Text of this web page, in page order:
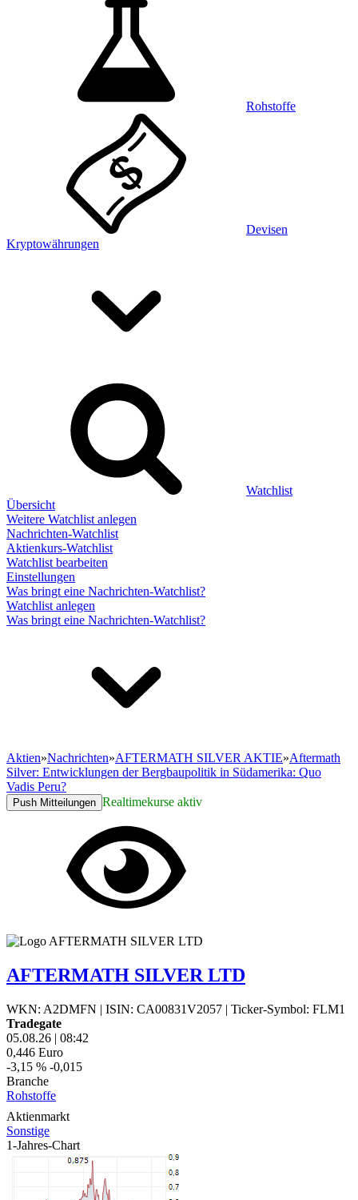
Rohstoffe
Devisen
Kryptowährungen
Watchlist
Übersicht
Weitere Watchlist anlegen
Nachrichten-Watchlist
Aktienkurs-Watchlist
Watchlist bearbeiten
Einstellungen
Was bringt eine Nachrichten-Watchlist?
Watchlist anlegen
Was bringt eine Nachrichten-Watchlist?
Aktien»Nachrichten»AFTERMATH SILVER AKTIE»Aftermath
Silver: Entwicklungen der Bergbaupolitik in Südamerika: Quo
Vadis Peru?
Push Mitteilungen Realtimekurse aktiv
AFTERMATH SILVER LTD
WKN: A2DMFN | ISIN: CA00831V2057 | Ticker-Symbol: FLM1
Tradegate
05.08.26 | 08:42
0,446 Euro
-3,15 % -0,015
Branche
Rohstoffe
Aktienmarkt
Sonstige
1-Jahres-Chart